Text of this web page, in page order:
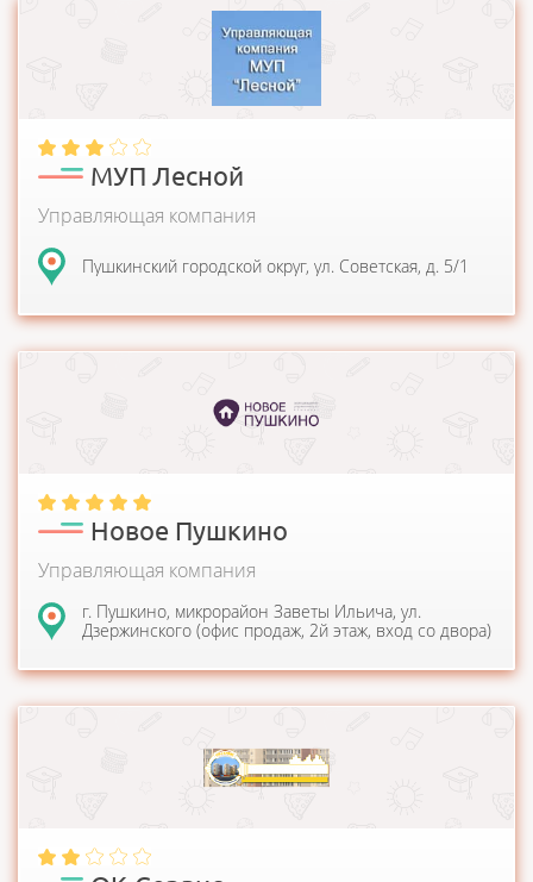
Муниципальное унитарное предприятие городского
поселения Лесной Пушкинского муниципального района...
МУП Лесной
Управляющая компания
Пушкинский городской округ, ул. Советская, д. 5/1
году для управления домами в микрор...
Новое Пушкино
Управляющая компания
г. Пушкино, микрорайон Заветы Ильича, ул.
Дзержинского (офис продаж, 2й этаж, вход со двора)
санитарного содержания многоквар...